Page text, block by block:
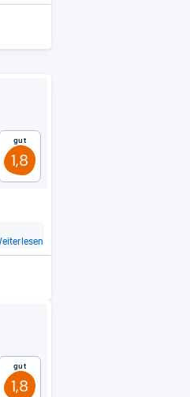
Gut
1,8
Gut
1,8